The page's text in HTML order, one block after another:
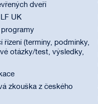
dveří
UK
programy
řízení (termíny, podmínky,
otázky/test, výsledky,
zkouška z českého